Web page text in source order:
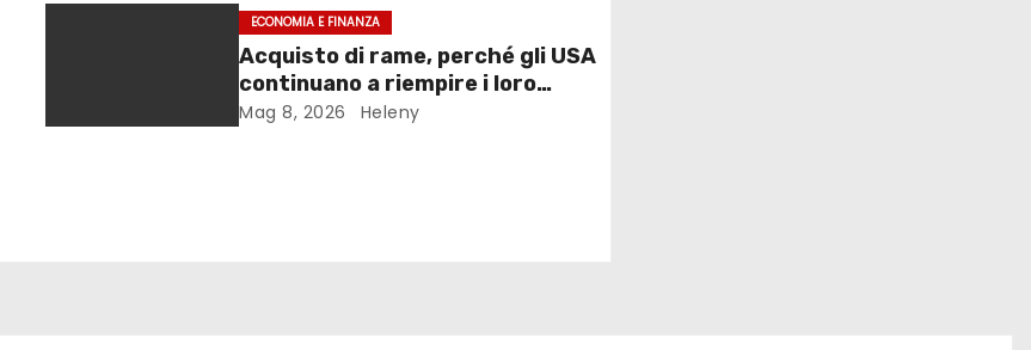
ECONOMIA E FINANZA
Acquisto di rame, perché gli USA
continuano a riempire i loro
magazzini?
Mag 8, 2026 Heleny